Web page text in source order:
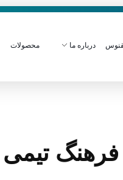
درباره ما محصولات
تیمی